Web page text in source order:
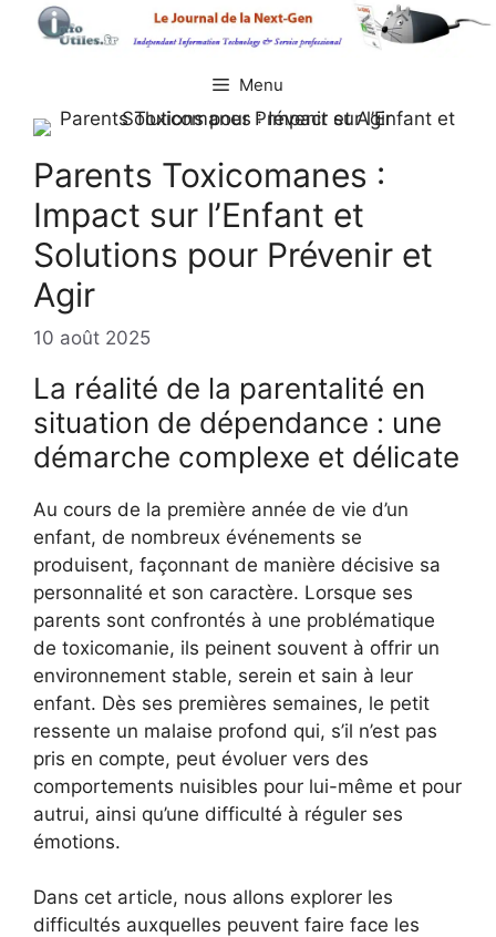
Aller
Menu
Parents Toxicomanes :
Impact sur l’Enfant et
Solutions pour Prévenir et
Agir
10 août 2025
La réalité de la parentalité en
situation de dépendance : une
démarche complexe et délicate
Au cours de la première année de vie d’un
enfant, de nombreux événements se
produisent, façonnant de manière décisive sa
personnalité et son caractère. Lorsque ses
parents sont confrontés à une problématique
de toxicomanie, ils peinent souvent à offrir un
environnement stable, serein et sain à leur
enfant. Dès ses premières semaines, le petit
ressente un malaise profond qui, s’il n’est pas
pris en compte, peut évoluer vers des
comportements nuisibles pour lui-même et pour
autrui, ainsi qu’une difficulté à réguler ses
émotions.
Dans cet article, nous allons explorer les
difficultés auxquelles peuvent faire face les